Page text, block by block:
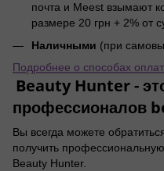
почта и Meest взымают
размере 20 грн + 2% от
Наличными (при
Подробнее о способах
Beauty Hunter -
профессионалов
Вы всегда можете
получить
Beauty Hunter.